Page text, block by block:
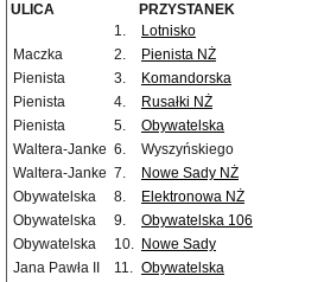
ULICA PRZYSTANEK
1.
Lotnisko
Maczka
2. Pienista NŻ
Pienista
3. Komandorska
Pienista
4. Rusałki NŻ
Pienista
5. Obywatelska
Waltera-Janke 6.
Wyszyńskiego
Waltera-Janke 7. Nowe Sady NŻ
Obywatelska
8. Elektronowa NŻ
Obywatelska
9. Obywatelska 106
Obywatelska
10. Nowe Sady
Jana Pawła II
11. Obywatelska